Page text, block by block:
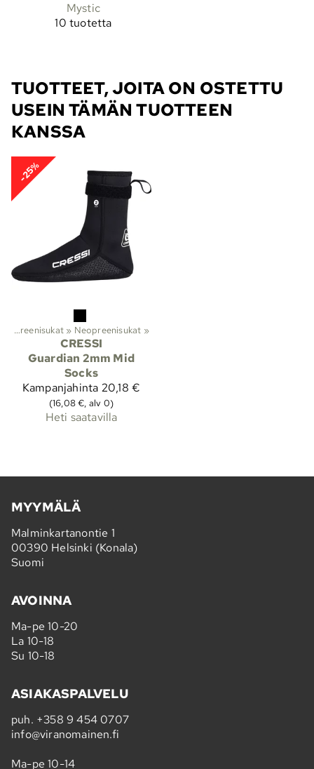
Mystic
10 tuotetta
TUOTTEET, JOITA ON OSTETTU
USEIN TÄMÄN TUOTTEEN
KANSSA
-25%
Neopreenikengät ja neopreenisukat ‪» Neopreenisukat ‪»
CRESSI
Guardian 2mm Mid
Socks
Kampanjahinta 20,18 €
(16,08 €, alv 0)
Heti saatavilla
MYYMÄLÄ
Malminkartanontie 1
00390 Helsinki (Konala)
Suomi
AVOINNA
Ma-pe 10-20
La 10-18
Su 10-18
ASIAKASPALVELU
puh. +358 9 454 0707
info@viranomainen.fi
Ma-pe 10-14